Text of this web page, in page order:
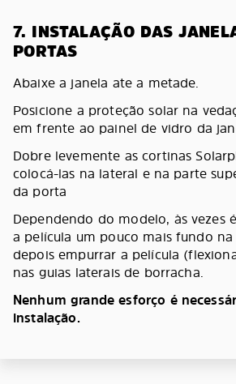
7. INSTALAÇÃO DAS
PORTAS
Abaixe a janela ate a metade.
Posicione a proteção solar na
em frente ao painel de vidro da
Dobre levemente as cortinas
colocá-las na lateral e na parte
da porta
Dependendo do modelo, às vezes
a película um pouco mais fundo
depois empurrar a película
nas guias laterais de borracha.
Nenhum grande esforço é
instalação.